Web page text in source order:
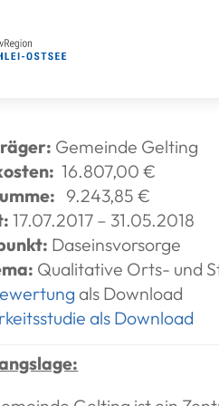
Gemeinde Gelting
16.807,00 €
9.243,85 €
17.07.2017 – 31.05.2018
Daseinsvorsorge
Qualitative Orts- und
als Download
als Download